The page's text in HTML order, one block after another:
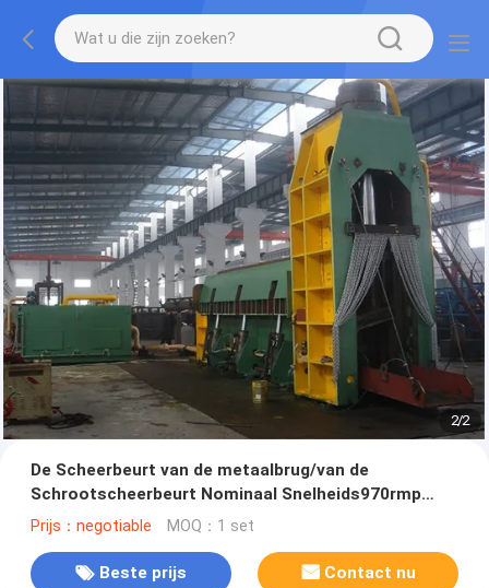
2/2
De Scheerbeurt van de metaalbrug/van de
Schrootscheerbeurt Nominaal Snelheids970rmp
Aangepast Voltage
Prijs：negotiable MOQ：1 set
Beste prijs Contact nu